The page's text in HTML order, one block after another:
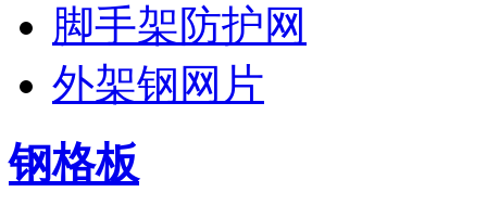
脚手架防护网
外架钢网片
钢格板